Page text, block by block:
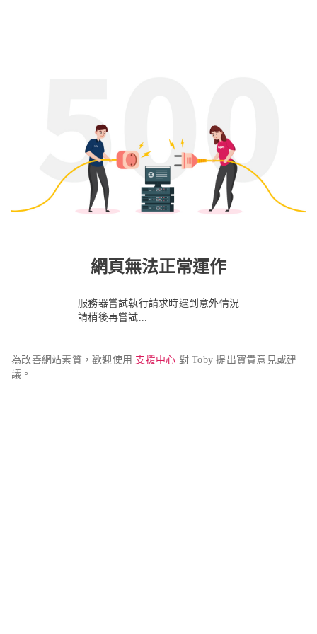
網頁無法正常運作
服務器嘗試執行請求時遇到意外情況
請稍後再嘗試...
為改善網站素質，歡迎使用 支援中心 對 Toby 提出寶貴意見或建
議。